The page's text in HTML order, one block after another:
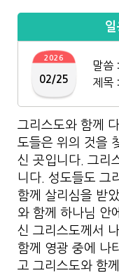
2026
02/25
말씀 :
제목 :
그리스도와 함께
도들은 위의 것을
신 곳입니다. 그리
니다. 성도들도 그
함께 살리심을 받
와 함께 하나님 안
신 그리스도께서
함께 영광 중에 나
고 그리스도와 함